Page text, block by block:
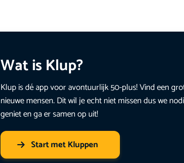
Wat is Klup?
Klup is dé app voor avontuurlijk 50-plus! Vind een
nieuwe mensen. Dit wil je echt niet missen dus we
geniet en ga er samen op uit!
Start met Kluppen